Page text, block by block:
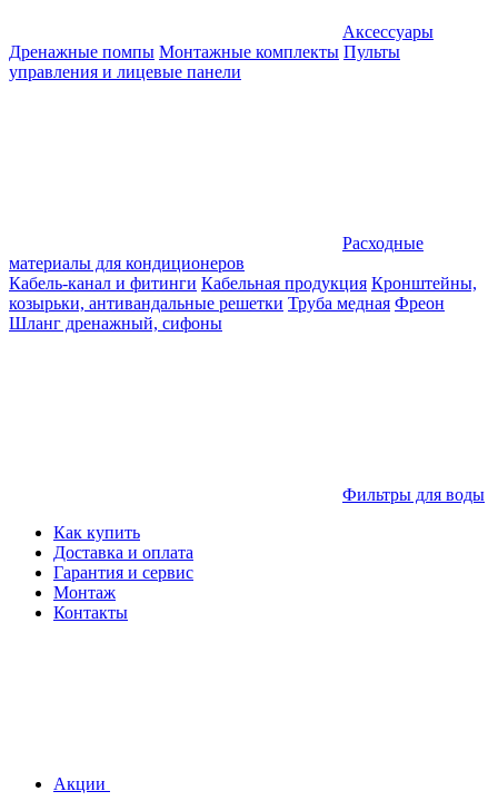
Аксессуары
Дренажные помпы Монтажные комплекты Пульты
управления и лицевые панели
Расходные
материалы для кондиционеров
Кабель-канал и фитинги Кабельная продукция Кронштейны,
козырьки, антивандальные решетки Труба медная Фреон
Шланг дренажный, сифоны
Фильтры для воды
Как купить
Доставка и оплата
Гарантия и сервис
Монтаж
Контакты
Акции